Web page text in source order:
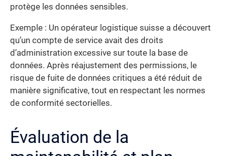
protège les données sensibles.
Exemple : Un opérateur logistique suisse a découvert
qu’un compte de service avait des droits
d’administration excessive sur toute la base de
données. Après réajustement des permissions, le
risque de fuite de données critiques a été réduit de
manière significative, tout en respectant les normes
de conformité sectorielles.
Évaluation de la